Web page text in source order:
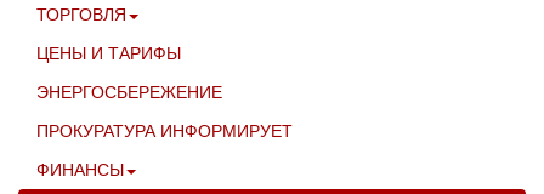
ТОРГОВЛЯ
ЦЕНЫ И ТАРИФЫ
ЭНЕРГОСБЕРЕЖЕНИЕ
ПРОКУРАТУРА ИНФОРМИРУЕТ
ФИНАНСЫ